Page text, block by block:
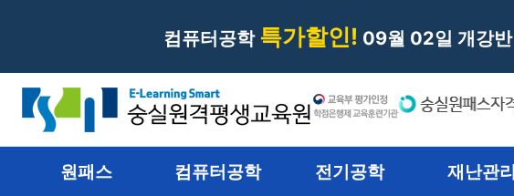
컴퓨터공학 특가할인! 09월 02일 개강반
원패스 컴퓨터공학 전기공학 재난관리